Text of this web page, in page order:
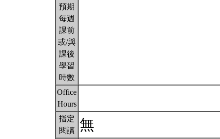
預期
每週
課前
或/與
課後
學習
時數
Office
Hours
指定
閱讀
無